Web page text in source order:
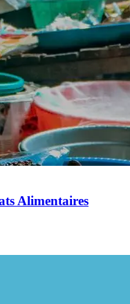
Alimentaires